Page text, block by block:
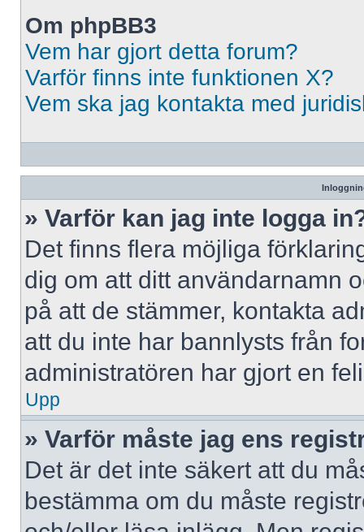
Om phpBB3
Vem har gjort detta forum?
Varför finns inte funktionen X?
Vem ska jag kontakta med
» Varför kan jag inte logga
Det finns flera möjliga
dig om att ditt användarnamn
på att de stämmer, kontakta
att du inte har bannlysts från
administratören har gjort en
Upp
» Varför måste jag ens
Det är det inte säkert att du
bestämma om du måste